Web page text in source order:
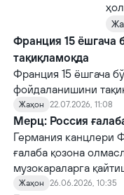
Франция 15 ёшгача
тақиқламоқда
Франция 15 ёшгача
фойдаланишини
Жаҳон 22.07.2026, 11:08
Мерц: Россия
Германия канцлери
ғалаба қозона
музокараларга
Жаҳон 26.06.2026, 10:35